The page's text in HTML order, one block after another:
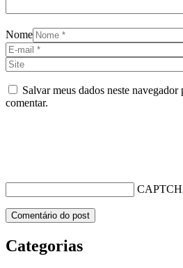
Nome
Salvar meus dados neste
comentar.
Categorias